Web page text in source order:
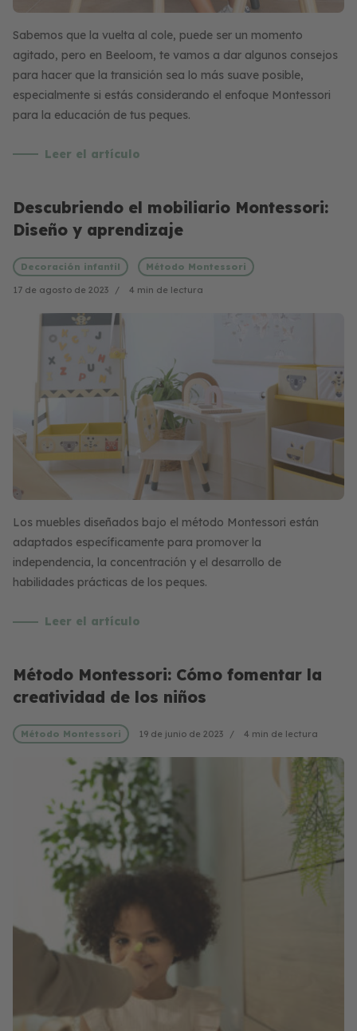
Sabemos que la vuelta al cole, puede ser un momento
agitado, pero en Beeloom, te vamos a dar algunos consejos
para hacer que la transición sea lo más suave posible,
especialmente si estás considerando el enfoque Montessori
para la educación de tus peques.
Leer el artículo
Descubriendo el mobiliario Montessori:
Diseño y aprendizaje
Decoración infantil Método Montessori
17 de agosto de 2023 4 min de lectura
Los muebles diseñados bajo el método Montessori están
adaptados específicamente para promover la
independencia, la concentración y el desarrollo de
habilidades prácticas de los peques.
Leer el artículo
Método Montessori: Cómo fomentar la
creatividad de los niños
Método Montessori 19 de junio de 2023 4 min de lectura